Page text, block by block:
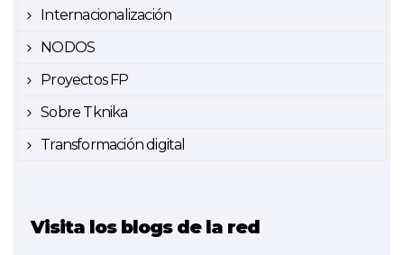
Internacionalización
NODOS
Proyectos FP
Sobre Tknika
Transformación digital
Visita los blogs de la red